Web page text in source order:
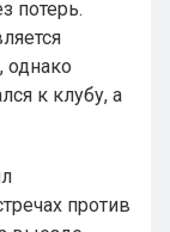
потерь.
однако
к клубу, а
против